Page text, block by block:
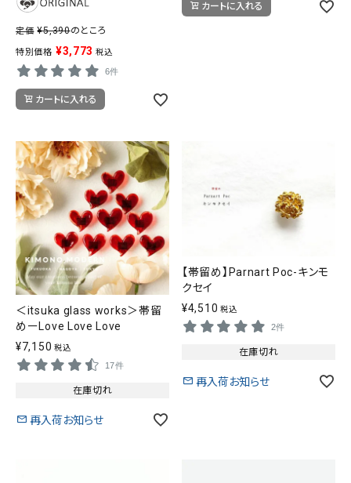
定価 ¥5,390のところ
特別価格 ¥3,773 税込
6件
カートに入れる
カートに入れる
＜itsuka glass works＞帯留
めーLove Love Love
¥7,150 税込
17件
在庫切れ
再入荷お知らせ
【帯留め】Parnart Poc-キンモ
クセイ
¥4,510 税込
2件
在庫切れ
再入荷お知らせ